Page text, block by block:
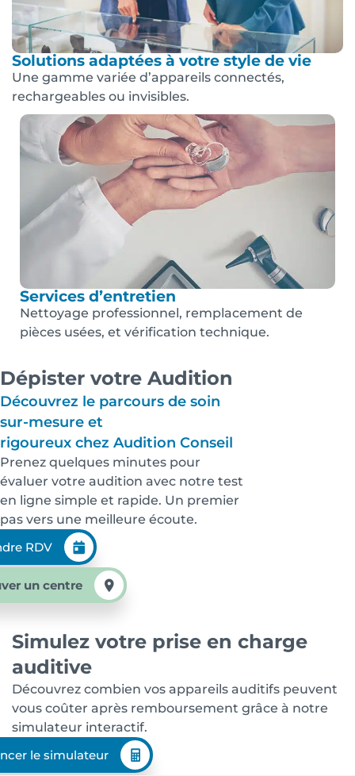
Solutions adaptées à votre style de vie
Une gamme variée d’appareils connectés,
rechargeables ou invisibles.
Services d’entretien
Nettoyage professionnel, remplacement de
pièces usées, et vérification technique.
Dépister votre Audition
Découvrez le parcours de soin
sur-mesure et
rigoureux chez Audition Conseil
Prenez quelques minutes pour
évaluer votre audition avec notre test
en ligne simple et rapide. Un premier
pas vers une meilleure écoute.
RDV
un centre
Simulez votre prise en charge
auditive
Découvrez combien vos appareils auditifs peuvent
vous coûter après remboursement grâce à notre
simulateur interactif.
le simulateur